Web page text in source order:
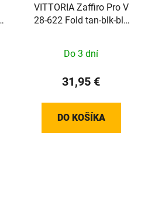
VITTORIA Zaffiro Pro V
28-622 Fold tan-blk-blk
Do 3 dní
31,95 €
DO KOŠÍKA